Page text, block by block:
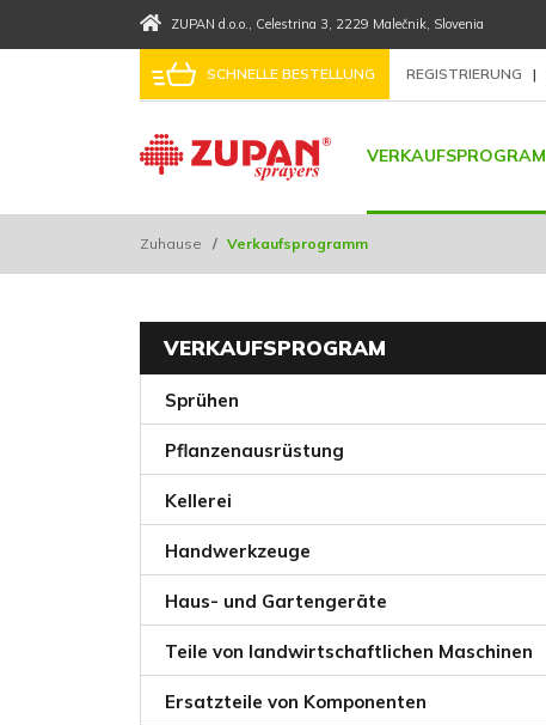
ZUPAN d.o.o., Celestrina 3, 2229 Malečnik, Slovenia
SCHNELLE BESTELLUNG REGISTRIERUNG |
VERKAUFSPROGRAM
Zuhause / Verkaufsprogramm
VERKAUFSPROGRAM
Sprühen
Pflanzenausrüstung
Kellerei
Handwerkzeuge
Haus- und Gartengeräte
Teile von landwirtschaftlichen Maschinen
Ersatzteile von Komponenten